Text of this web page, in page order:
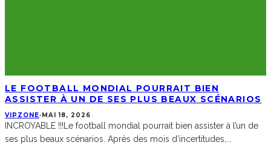
LE FOOTBALL MONDIAL POURRAIT BIEN
ASSISTER À UN DE SES PLUS BEAUX SCÉNARIOS
VIPZONE· MAI 18, 2026
INCROYABLE !!!Le football mondial pourrait bien assister à l’un de
ses plus beaux scénarios. Après des mois d’incertitudes,...